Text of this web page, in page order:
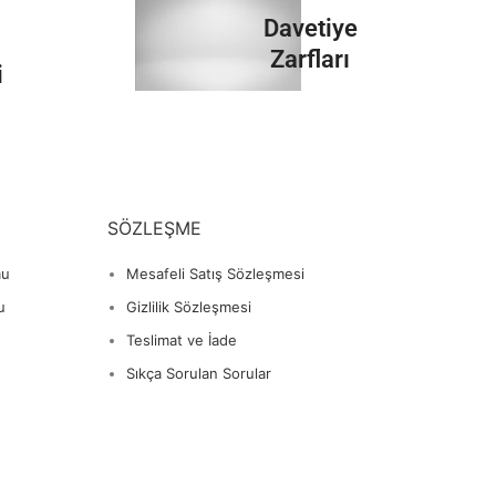
İncele
Davetiye
Zarfları
SÖZLEŞME
Mesafeli Satış Sözleşmesi
Gizlilik Sözleşmesi
Teslimat ve İade
Sıkça Sorulan Sorular